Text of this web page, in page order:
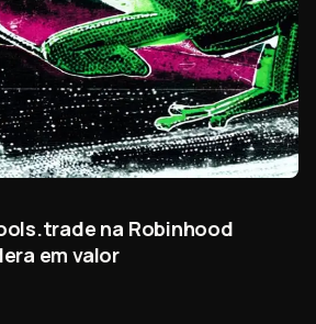
na Robinhood
em valor